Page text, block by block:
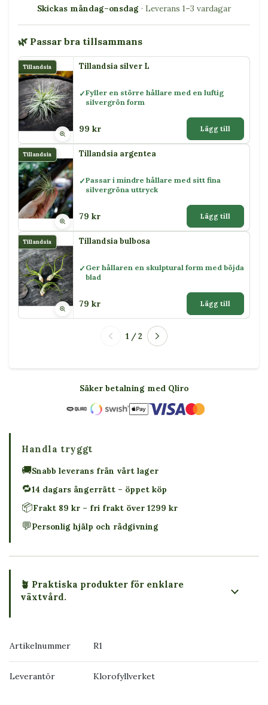
Skickas måndag–onsdag · Leverans 1–3 vardagar
🌿 Passar bra tillsammans
Tillandsia Tillandsia silver L
Fyller en större hållare med en luftig
silvergrön form
99 kr Lägg till
Tillandsia Tillandsia argentea
Passar i mindre hållare med sitt fina
silvergröna uttryck
79 kr Lägg till
Tillandsia Tillandsia bulbosa
Ger hållaren en skulptural form med böjda
blad
79 kr Lägg till
1 / 2
Säker betalning med Qliro
Handla tryggt
🚚Snabb leverans från vårt lager
🔁14 dagars ångerrätt – öppet köp
📦Frakt 89 kr – fri frakt över 1299 kr
💬Personlig hjälp och rådgivning
🪴 Praktiska produkter för enklare
växtvård.
Artikelnummer R1
Leverantör Klorofyllverket